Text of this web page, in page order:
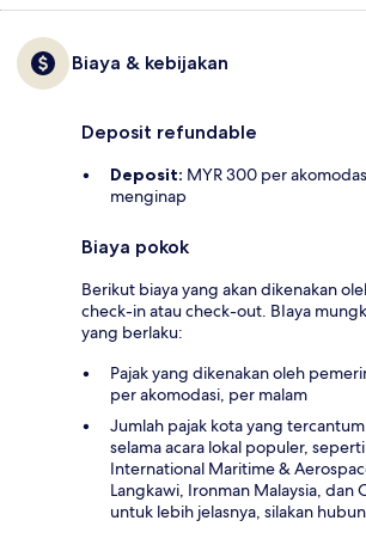
Biaya & kebijakan
Deposit refundable
Deposit: MYR 300 per
menginap
Biaya pokok
Berikut biaya yang akan dikenakan
check-in atau check-out. BIaya
yang berlaku:
Pajak yang dikenakan oleh
per akomodasi, per malam
Jumlah pajak kota yang
selama acara lokal populer,
International Maritime &
Langkawi, Ironman Malaysia, dan
untuk lebih jelasnya, silakan